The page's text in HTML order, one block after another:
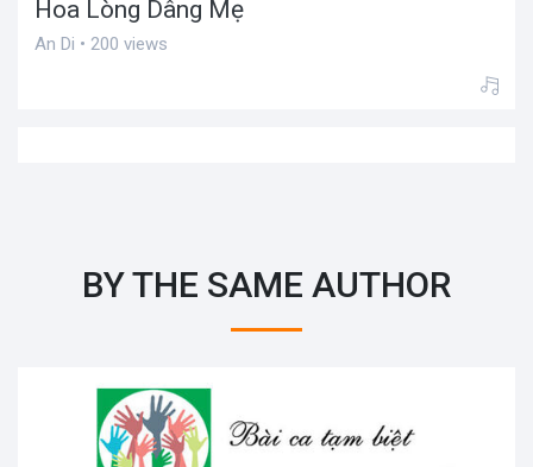
Hoa Lòng Dâng Mẹ
An Di • 200 views
BY THE SAME AUTHOR